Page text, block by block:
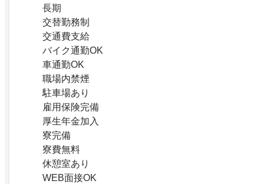
長期
交替勤務制
交通費支給
バイク通勤OK
車通勤OK
職場内禁煙
駐車場あり
雇用保険完備
厚生年金加入
寮完備
寮費無料
休憩室あり
WEB面接OK